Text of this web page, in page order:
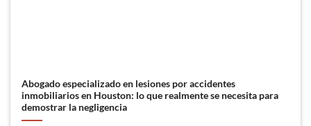
Abogado especializado en lesiones por accidentes
inmobiliarios en Houston: lo que realmente se necesita para
demostrar la negligencia